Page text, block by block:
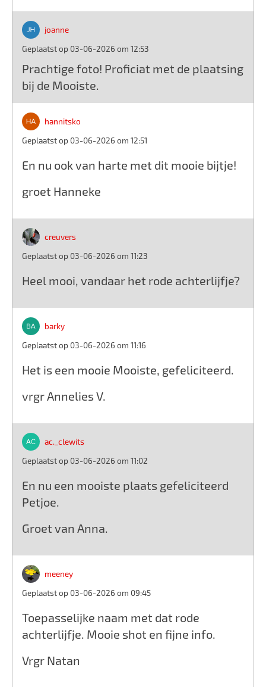
joanne
Geplaatst op 03-06-2026 om 12:53
Prachtige foto! Proficiat met de plaatsing
bij de Mooiste.
hannitsko
Geplaatst op 03-06-2026 om 12:51
En nu ook van harte met dit mooie bijtje!
groet Hanneke
creuvers
Geplaatst op 03-06-2026 om 11:23
Heel mooi, vandaar het rode achterlijfje?
barky
Geplaatst op 03-06-2026 om 11:16
Het is een mooie Mooiste, gefeliciteerd.
vrgr Annelies V.
ac._clewits
Geplaatst op 03-06-2026 om 11:02
En nu een mooiste plaats gefeliciteerd
Petjoe.
Groet van Anna.
meeney
Geplaatst op 03-06-2026 om 09:45
Toepasselijke naam met dat rode
achterlijfje. Mooie shot en fijne info.
Vrgr Natan